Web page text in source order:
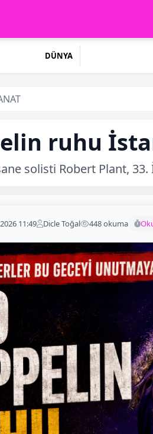
DÜNYA
ruhu
solisti Robert Plant,
11:49 Dicle Toğal 448 okuma